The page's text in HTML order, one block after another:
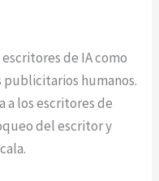
de IA como
humanos.
a los escritores de
del escritor y